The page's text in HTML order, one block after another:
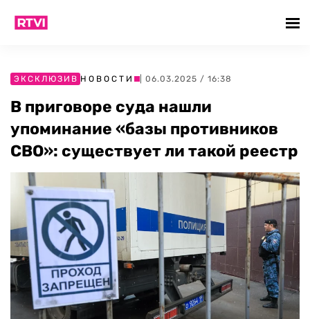
ЭКСКЛЮЗИВ НОВОСТИ | 06.03.2025 / 16:38
В приговоре суда нашли
упоминание «базы противников
СВО»: существует ли такой реестр